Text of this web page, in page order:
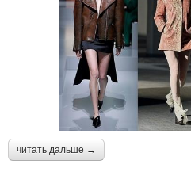
читать дальше →